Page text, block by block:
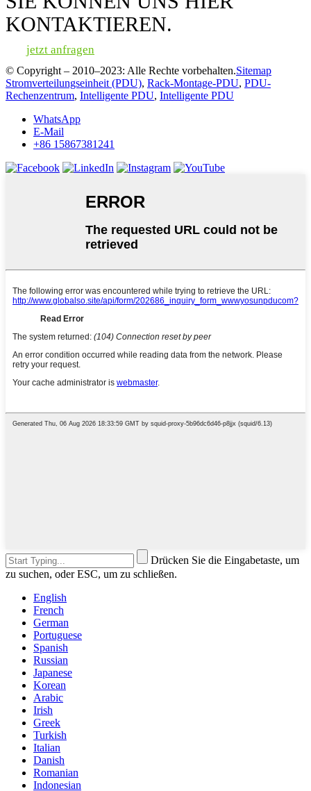
KONTAKTIEREN.
jetzt anfragen
© Copyright – 2010–2023: Alle Rechte vorbehalten.Sitemap
Stromverteilungseinheit (PDU), Rack-Montage-PDU, PDU-
Rechenzentrum, Intelligente PDU, Intelligente PDU
WhatsApp
E-Mail
+86 15867381241
Drücken Sie die Eingabetaste, um
zu suchen, oder ESC, um zu schließen.
English
French
German
Portuguese
Spanish
Russian
Japanese
Korean
Arabic
Irish
Greek
Turkish
Italian
Danish
Romanian
Indonesian